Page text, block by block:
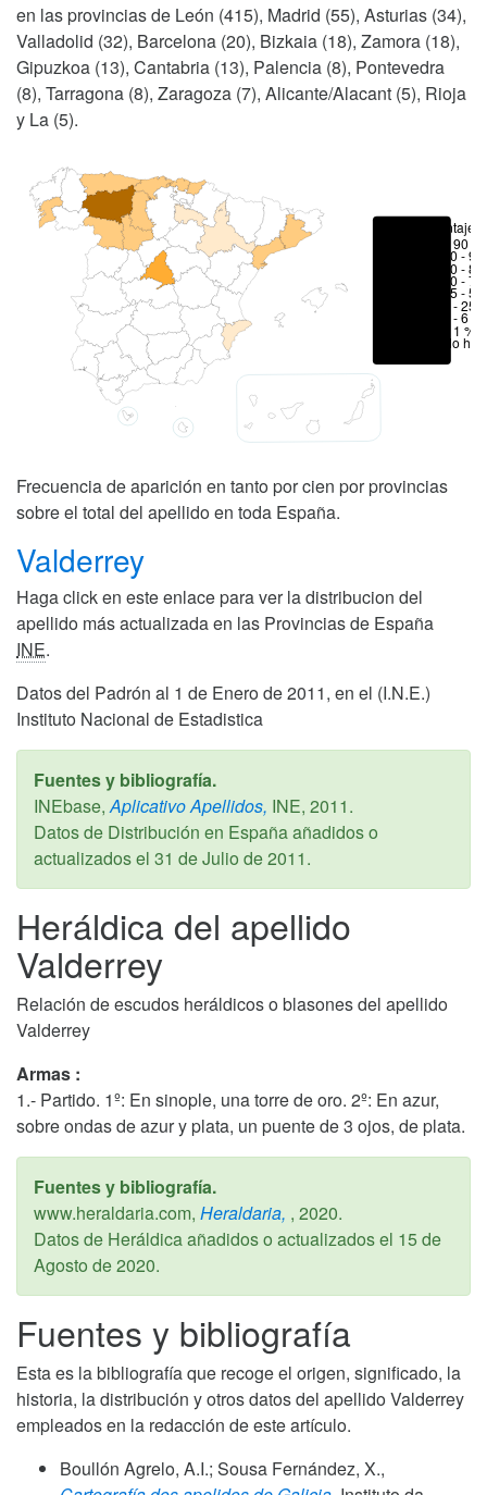
en las provincias de León (415), Madrid (55), Asturias (34),
Valladolid (32), Barcelona (20), Bizkaia (18), Zamora (18),
Gipuzkoa (13), Cantabria (13), Palencia (8), Pontevedra
(8), Tarragona (8), Zaragoza (7), Alicante/Alacant (5), Rioja
y La (5).
Porcentajes
> 90 %
80 -
70 -
50 -
25 -
6 - 25
1 - 6 %
< 1 %
No hay
Frecuencia de aparición en tanto por cien por provincias
sobre el total del apellido en toda España.
Valderrey
Haga click en este enlace para ver la distribucion del
apellido más actualizada en las Provincias de España
INE.
Datos del Padrón al 1 de Enero de 2011, en el (I.N.E.)
Instituto Nacional de Estadistica
Fuentes y bibliografía.
INEbase, Aplicativo Apellidos, INE, 2011.
Datos de Distribución en España añadidos o
actualizados el 31 de Julio de 2011.
Heráldica del apellido
Valderrey
Relación de escudos heráldicos o blasones del apellido
Valderrey
Armas :
1.- Partido. 1º: En sinople, una torre de oro. 2º: En azur,
sobre ondas de azur y plata, un puente de 3 ojos, de plata.
Fuentes y bibliografía.
www.heraldaria.com, Heraldaria, , 2020.
Datos de Heráldica añadidos o actualizados el 15 de
Agosto de 2020.
Fuentes y bibliografía
Esta es la bibliografía que recoge el origen, significado, la
historia, la distribución y otros datos del apellido Valderrey
empleados en la redacción de este artículo.
Boullón Agrelo, A.I.; Sousa Fernández, X.,